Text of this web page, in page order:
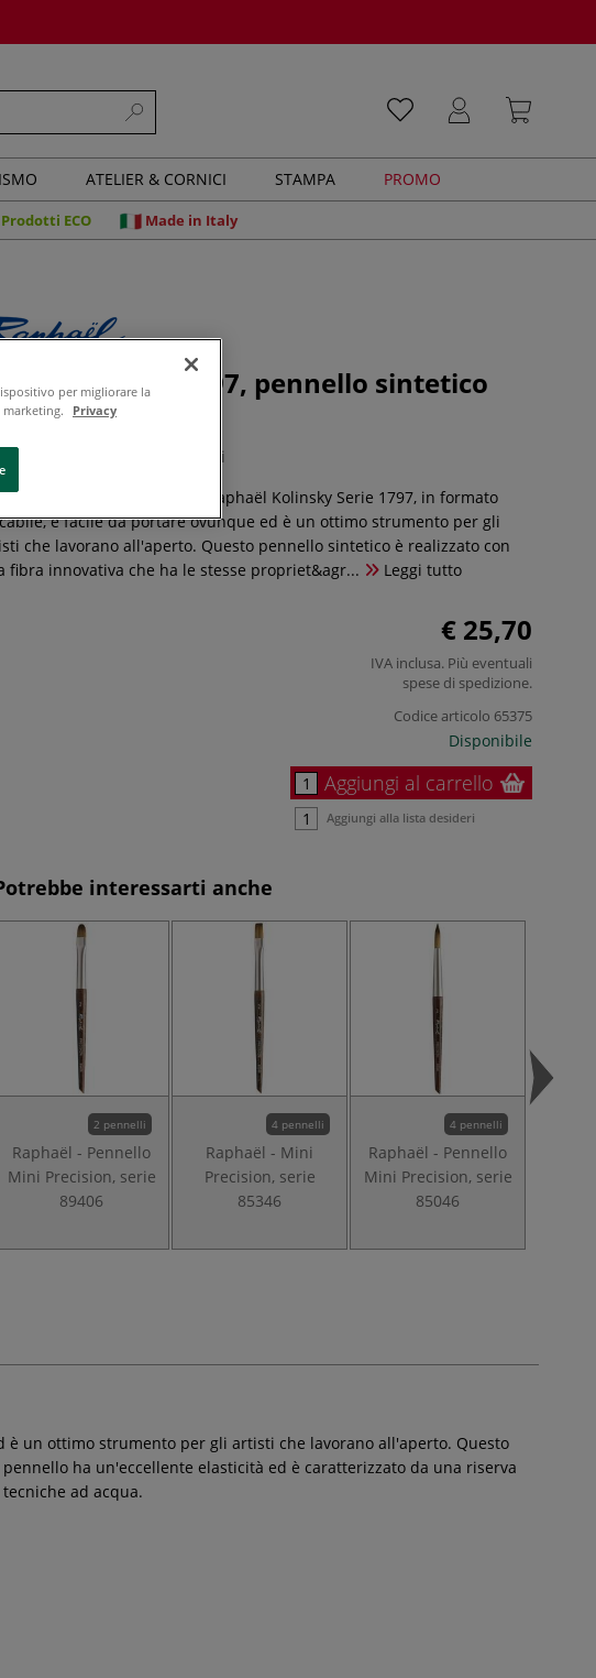
ATELIER & CORNICI STAMPA PROMO
Prodotti ECO Made in Italy
- Serie 1797, pennello sintetico
tondo
0 recensioni
sintetico innovativo Raphaël Kolinsky Serie 1797, in formato
è facile da portare ovunque ed è un ottimo strumento per gli
che lavorano all'aperto. Questo pennello sintetico è realizzato con
fibra innovativa che ha le stesse propriet&agr...
Leggi tutto
€ 25,70
IVA inclusa. Più eventuali
spese di spedizione.
Codice articolo 65375
Disponibile
Aggiungi al carrello
Aggiungi alla lista desideri
interessarti anche
2 pennelli
Raphaël - Pennello
Mini Precision, serie
89406
4 pennelli
Raphaël - Mini
Precision, serie
85346
4 pennelli
Raphaël - Pennello
Mini Precision, serie
85046
è un ottimo strumento per gli artisti che lavorano all'aperto. Questo
ha un'eccellente elasticità ed è caratterizzato da una riserva
ad acqua.
per migliorare la
Privacy